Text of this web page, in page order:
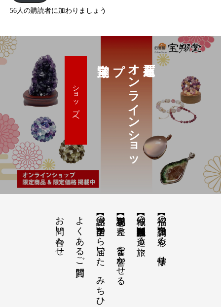
56人の購読者に加わりましょう
オ
ン
ラ
イ
ン
シ
ョ
ッ
プ
ショップへ
【招福の調律】日々を彩る、懐守り
【神域の系譜】神社仏閣・自然を巡る旅
【祝詞集】心を整え、言霊を響かせる
【感謝の声】全国から届いた、みちひらきの記録
よくあるご質問
お問い合わせ